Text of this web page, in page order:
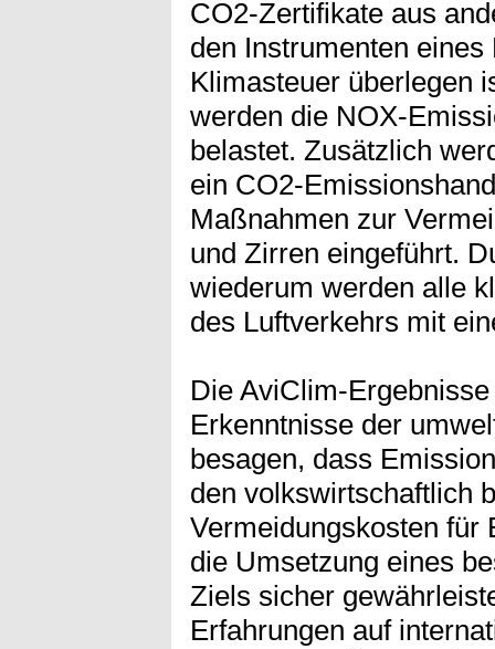
CO2-Zertifikate aus
den Instrumenten
Klimasteuer überlegen
werden die NOX-
belastet. Zusätzlich
ein CO2-
Maßnahmen zur
und Zirren eingeführt.
wiederum werden alle
des Luftverkehrs mit
Die AviClim-
Erkenntnisse der
besagen, dass
den volkswirtschaftlich
Vermeidungskosten für
die Umsetzung eines
Ziels sicher
Erfahrungen auf